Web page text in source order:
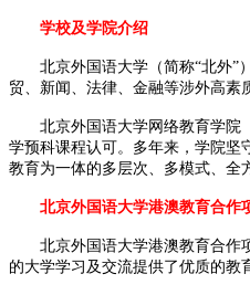
学校及学院介绍
北京外国语大学（简称“北外”）
贸、新闻、法律、金融等涉外高素
北京外国语大学网络教育学院（
学预科课程认可。多年来，学院坚
教育为一体的多层次、多模式、全
北京外国语大学港澳教育合作
北京外国语大学港澳教育合作项
的大学学习及交流提供了优质的教